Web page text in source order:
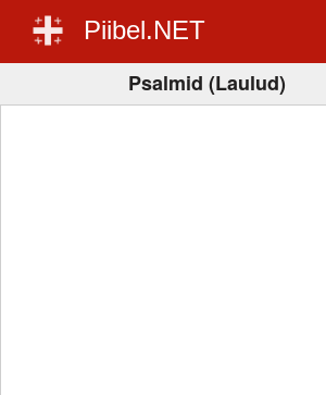
Piibel.NET
Psalmid (Laulud)